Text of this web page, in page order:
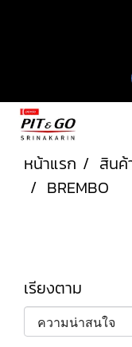
หน้าแรก สิน
BREMBO
เรียงตาม